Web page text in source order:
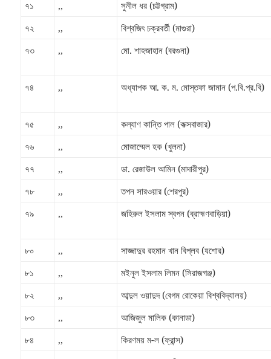
৭১ ,,
সুনীল ধর (চট্টগ্রাম)
৭২
,,
বিশ্বজিৎ চক্রবর্তী (মাগুরা)
৭৩
,, মো. শাহজাহান (বরগুনা)
৭৪ ,, অধ্যাপক আ. ক. ম. মোস্তফা জামান (প.বি.প্র.বি)
৭৫ ,,
কল্যাণ কান্তি পাল (কক্সবাজার)
৭৬
,,
মোজাম্মেল হক (খুলনা)
৭৭
,,
ডা. রেজাউল আমিন (মাদারীপুর)
৭৮
,,
তপন সারওয়ার (শেরপুর)
৭৯
,, জহিরুল ইসলাম স্বপন (ব্রাহ্মণবাড়িয়া)
৮০ ,,
সাজ্জাদুর রহমান খান বিপ্লব (যশোর)
৮১
,,
মইনুল ইসলাম লিমন (সিরাজগঞ্জ)
৮২
,,
আব্দুল ওয়াদুদ (বেগম রোকেয়া বিশ্ববিদ্যালয়)
৮৩
,,
আজিজুল মালিক (কানাডা)
৮৪
,,
কিরণময় ম-ল (ফ্রান্স)